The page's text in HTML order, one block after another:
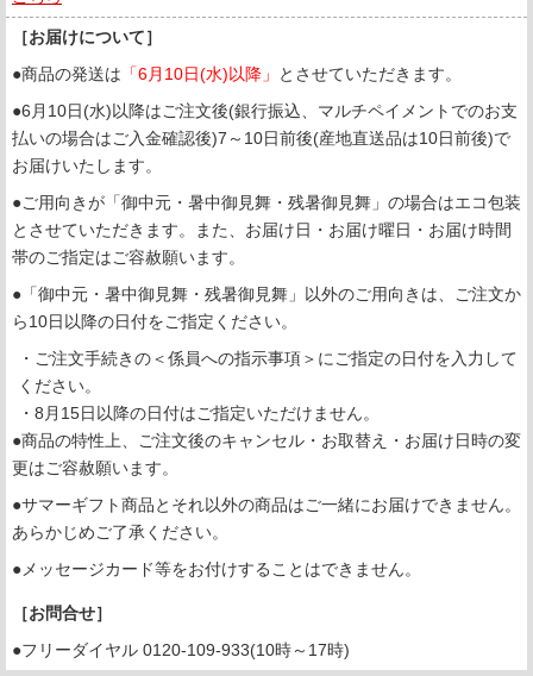
［お届けについて］
●商品の発送は 「6月10日(水)以降」
とさせていただきます。
●6月10日(水)以降はご注文後(銀行振込、マルチペイメントでのお支
払いの場合はご入金確認後)7～10日前後(産地直送品は10日前後)で
お届けいたします。
●ご用向きが「御中元・暑中御見舞・残暑御見舞」の場合はエコ包装
とさせていただきます。また、お届け日・お届け曜日・お届け時間
帯のご指定はご容赦願います。
●「御中元・暑中御見舞・残暑御見舞」以外のご用向きは、ご注文か
ら10日以降の日付をご指定ください。
・ご注文手続きの＜係員への指示事項＞にご指定の日付を入力して
ください。
・8月15日以降の日付はご指定いただけません。
●商品の特性上、ご注文後のキャンセル・お取替え・お届け日時の変
更はご容赦願います。
●サマーギフト商品とそれ以外の商品はご一緒にお届けできません。
あらかじめご了承ください。
●メッセージカード等をお付けすることはできません。
［お問合せ］
●フリーダイヤル 0120-109-933(10時～17時)